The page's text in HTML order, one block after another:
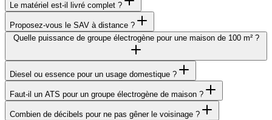
Le matériel est-il livré complet ?
Proposez-vous le SAV à distance ?
Quelle puissance de groupe électrogène pour une maison de 100 m² ?
Diesel ou essence pour un usage domestique ?
Faut-il un ATS pour un groupe électrogène de maison ?
Combien de décibels pour ne pas gêner le voisinage ?